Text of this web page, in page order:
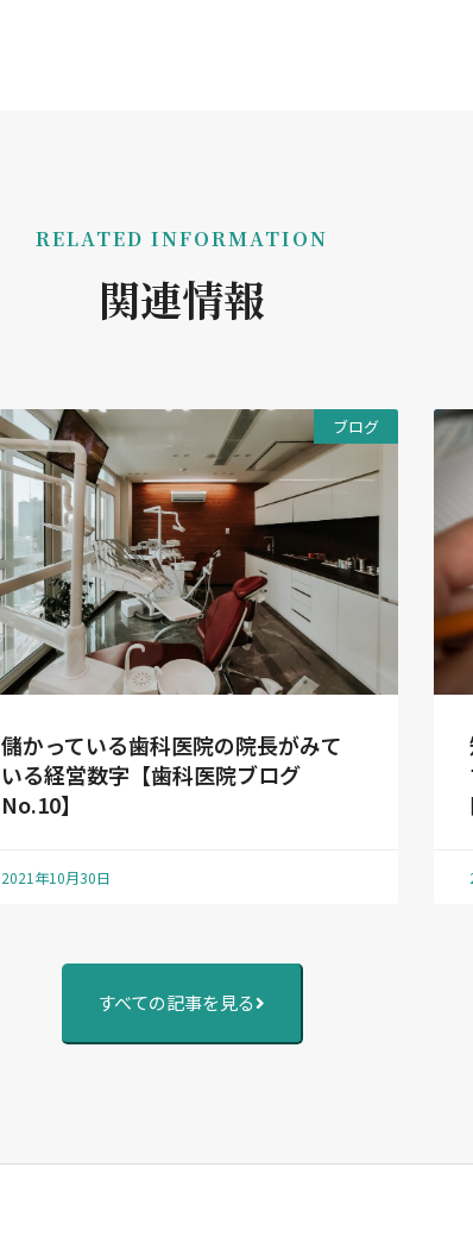
RELATED INFORMATION
関連情報
ブログ
儲かっている歯科医院の院長がみて
いる経営数字【歯科医院ブログ
No.10】
2021年10月30日
すべての記事を見る